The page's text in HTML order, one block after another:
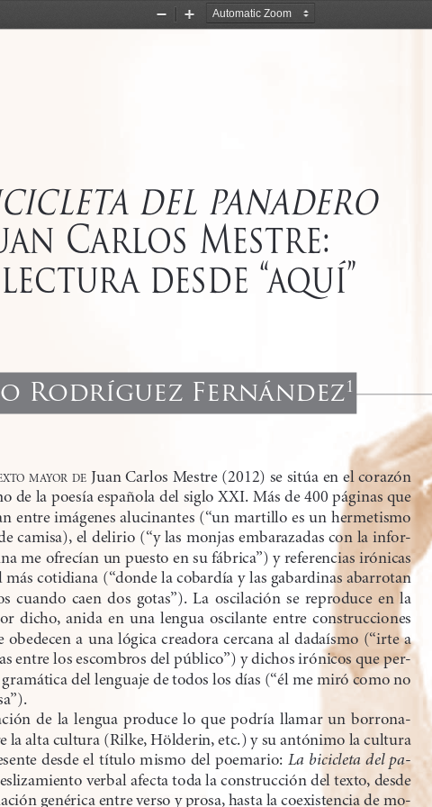
Zoom
Zoom
del panadero
Carlos Mestre:
desde “aquí”
Rodríguez Fernández 1
mayor de Juan Carlos Mestre (2012) se sitúa en el corazón
de la poesía española del siglo xxI. Más de 400 páginas que
entre imágenes alucinantes (“un martillo es un hermetismo
camisa), el delirio (“y las monjas embarazadas con la infor-
me ofrecían un puesto en su fábrica”) y referencias irónicas
más cotidiana (“donde la cobardía y las gabardinas abarrotan
cuando  caen  dos  gotas”).  La  oscilación  se  reproduce  en  la
dicho,  anida  en  una  lengua  oscilante  entre  construcciones
obedecen a una lógica creadora cercana al dadaísmo (“irte a
entre los escombros del público”) y dichos irónicos que per-
gramática del lenguaje de todos los días (“él me miró como no
de  la  lengua  produce  lo  que  podría  llamar  un  borrona-
la alta cultura (Rilke, Hölderin, etc.) y su antónimo la cultura
desde el título mismo del poemario: La bicicleta del pa-
verbal afecta toda la construcción del texto, desde
genérica entre verso y prosa, hasta la coexistencia de mo-